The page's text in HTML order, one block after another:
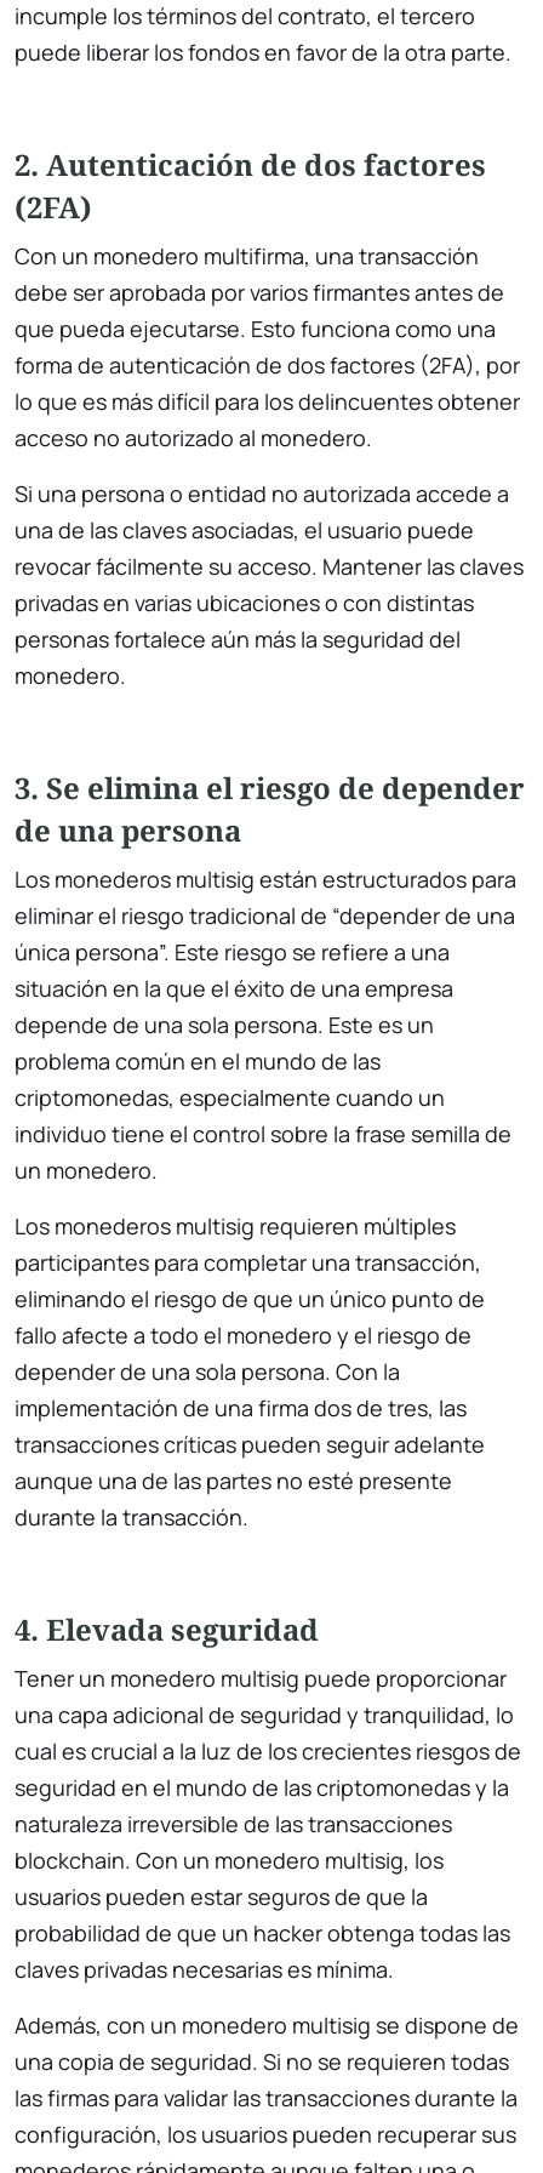
incumple los términos del contrato, el tercero
puede liberar los fondos en favor de la otra parte.
2. Autenticación de dos factores
(2FA)
Con un monedero multifirma, una transacción
debe ser aprobada por varios firmantes antes de
que pueda ejecutarse. Esto funciona como una
forma de autenticación de dos factores (2FA), por
lo que es más difícil para los delincuentes obtener
acceso no autorizado al monedero.
Si una persona o entidad no autorizada accede a
una de las claves asociadas, el usuario puede
revocar fácilmente su acceso. Mantener las claves
privadas en varias ubicaciones o con distintas
personas fortalece aún más la seguridad del
monedero.
3. Se elimina el riesgo de depender
de una persona
Los monederos multisig están estructurados para
eliminar el riesgo tradicional de “depender de una
única persona”. Este riesgo se refiere a una
situación en la que el éxito de una empresa
depende de una sola persona. Este es un
problema común en el mundo de las
criptomonedas, especialmente cuando un
individuo tiene el control sobre la frase semilla de
un monedero.
Los monederos multisig requieren múltiples
participantes para completar una transacción,
eliminando el riesgo de que un único punto de
fallo afecte a todo el monedero y el riesgo de
depender de una sola persona. Con la
implementación de una firma dos de tres, las
transacciones críticas pueden seguir adelante
aunque una de las partes no esté presente
durante la transacción.
4. Elevada seguridad
Tener un monedero multisig puede proporcionar
una capa adicional de seguridad y tranquilidad, lo
cual es crucial a la luz de los crecientes riesgos de
seguridad en el mundo de las criptomonedas y la
naturaleza irreversible de las transacciones
blockchain. Con un monedero multisig, los
usuarios pueden estar seguros de que la
probabilidad de que un hacker obtenga todas las
claves privadas necesarias es mínima.
Además, con un monedero multisig se dispone de
una copia de seguridad. Si no se requieren todas
las firmas para validar las transacciones durante la
configuración, los usuarios pueden recuperar sus